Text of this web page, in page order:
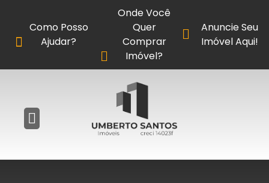
Anuncie Seu
Imóvel Aqui!
Como Posso
Ajudar?
Onde Você
Quer
Comprar
Imóvel?